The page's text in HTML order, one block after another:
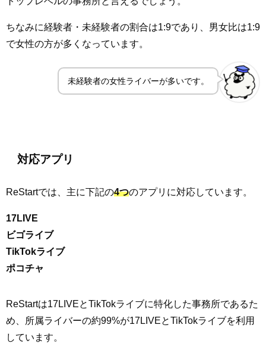
ちなみに経験者・未経験者の割合は1:9であり、男女比は1:9
で女性の方が多くなっています。
未経験者の女性ライバーが多いです。
対応アプリ
ReStartでは、主に下記の4つのアプリに対応しています。
17LIVE
ビゴライブ
TikTokライブ
ポコチャ
ReStartは17LIVEとTikTokライブに特化した事務所であるた
め、所属ライバーの約99%が17LIVEとTikTokライブを利用
しています。